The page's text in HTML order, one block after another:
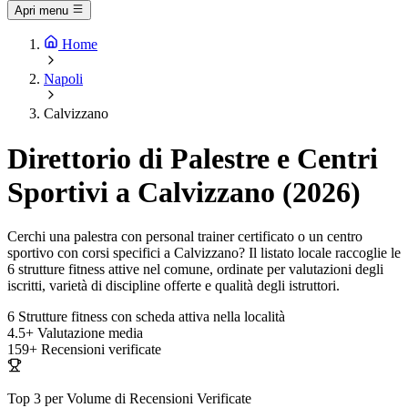
Apri menu
Home
Napoli
Calvizzano
Direttorio di Palestre e Centri
Sportivi a Calvizzano (2026)
Cerchi una palestra con personal trainer certificato o un centro
sportivo con corsi specifici a Calvizzano? Il listato locale raccoglie le
6 strutture fitness attive nel comune, ordinate per valutazioni degli
iscritti, varietà di discipline offerte e qualità degli istruttori.
6 Strutture fitness con scheda attiva nella località
4.5+ Valutazione media
159+ Recensioni verificate
Top 3 per Volume di Recensioni Verificate